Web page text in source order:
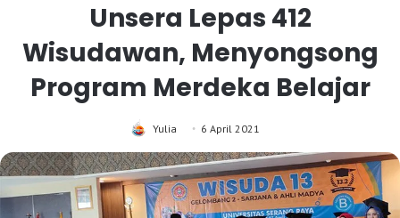
Unsera Lepas 412
Wisudawan, Menyongsong
Program Merdeka Belajar
Yulia 6 April 2021